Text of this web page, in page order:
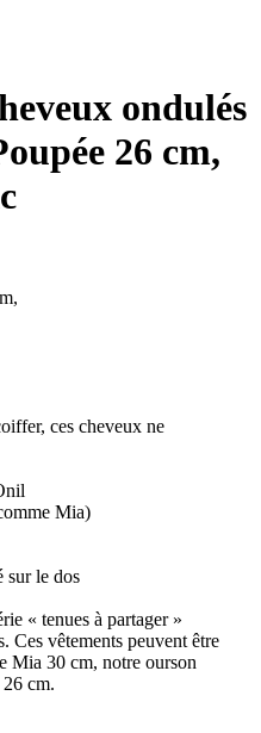
ondulés
26 cm,
ces cheveux ne
Mia)
sur le dos
« tenues à partager »
Ces vêtements peuvent être
Mia 30 cm, notre ourson
cm.